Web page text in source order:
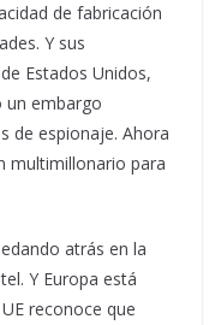
de fabricación
Y sus
Estados Unidos,
un embargo
de espionaje. Ahora
multimillonario para
atrás en la
Y Europa está
reconoce que